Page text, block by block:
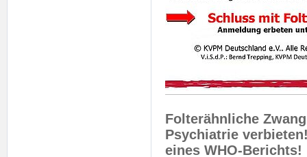
Folterähnliche
Psychiatrie
eines WHO-Berichts!